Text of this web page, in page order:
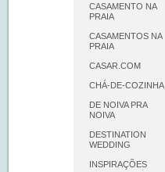
CASAMENTO NA
PRAIA
CASAMENTOS NA
PRAIA
CASAR.COM
CHÁ-DE-COZINHA
DE NOIVA PRA
NOIVA
DESTINATION
WEDDING
INSPIRAÇÕES